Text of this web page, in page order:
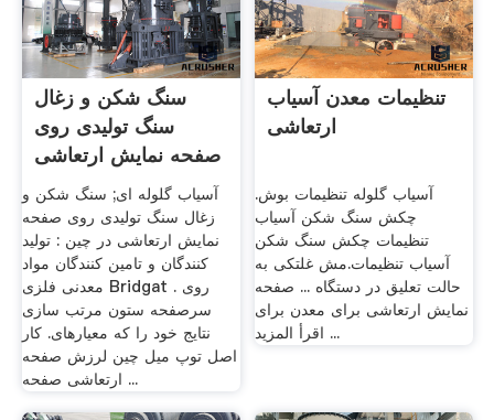
سنگ شکن و زغال
سنگ تولیدی روی
صفحه نمایش ارتعاشی
در چین
آسیاب گلوله ای; سنگ شکن و
زغال سنگ تولیدی روی صفحه
نمایش ارتعاشی در چین : تولید
کنندگان و تامین کنندگان مواد
معدنی فلزی Bridgat . روی
سرصفحه ستون مرتب سازی
نتایج خود را که معیارهای. کار
اصل توپ میل چین لرزش صفحه
ارتعاشی صفحه ...
تنظیمات معدن آسیاب
ارتعاشی
آسیاب گلوله تنظیمات بوش.
چکش سنگ شکن آسیاب
تنظیمات چکش سنگ شکن
آسیاب تنظیمات.مش غلتکی به
حالت تعلیق در دستگاه ... صفحه
نمایش ارتعاشی برای معدن برای
... اقرأ المزيد